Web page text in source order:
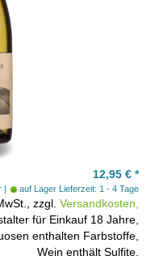
12,95 € *
auf Lager Lieferzeit: 1 - 4 Tage
zzgl. Versandkosten,
für Einkauf 18 Jahre,
enthalten Farbstoffe,
Wein enthält Sulfite.